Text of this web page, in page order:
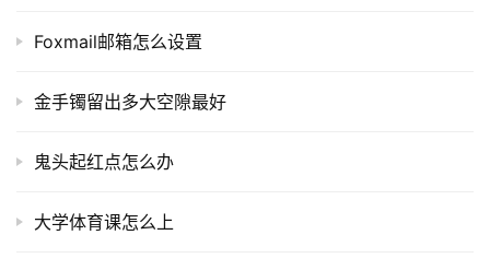
Foxmail邮箱怎么设置
金手镯留出多大空隙最好
鬼头起红点怎么办
大学体育课怎么上